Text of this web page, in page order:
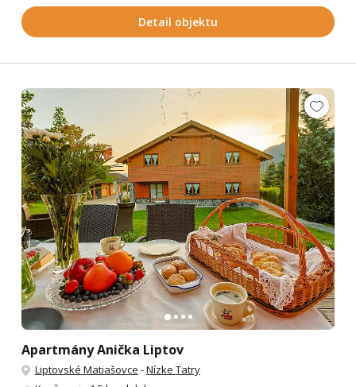
Detail objektu
Apartmány Anička Liptov
Liptovské Matiašovce -Nízke Tatry